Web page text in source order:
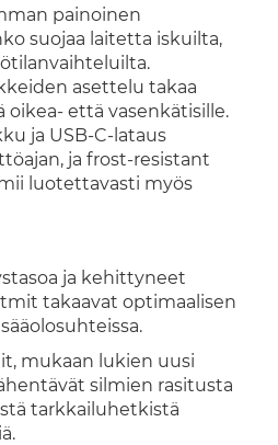
painoinen
suojaa laitetta iskuilta,
asettelu takaa
oikea- että vasenkätisille.
ja USB-C-lataus
ja frost-resistant
luotettavasti myös
ja kehittyneet
takaavat optimaalisen
mukaan lukien uusi
silmien rasitusta
tarkkailuhetkistä